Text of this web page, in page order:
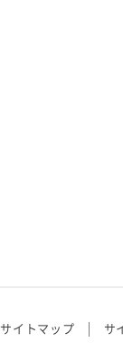
サイトマップ サ